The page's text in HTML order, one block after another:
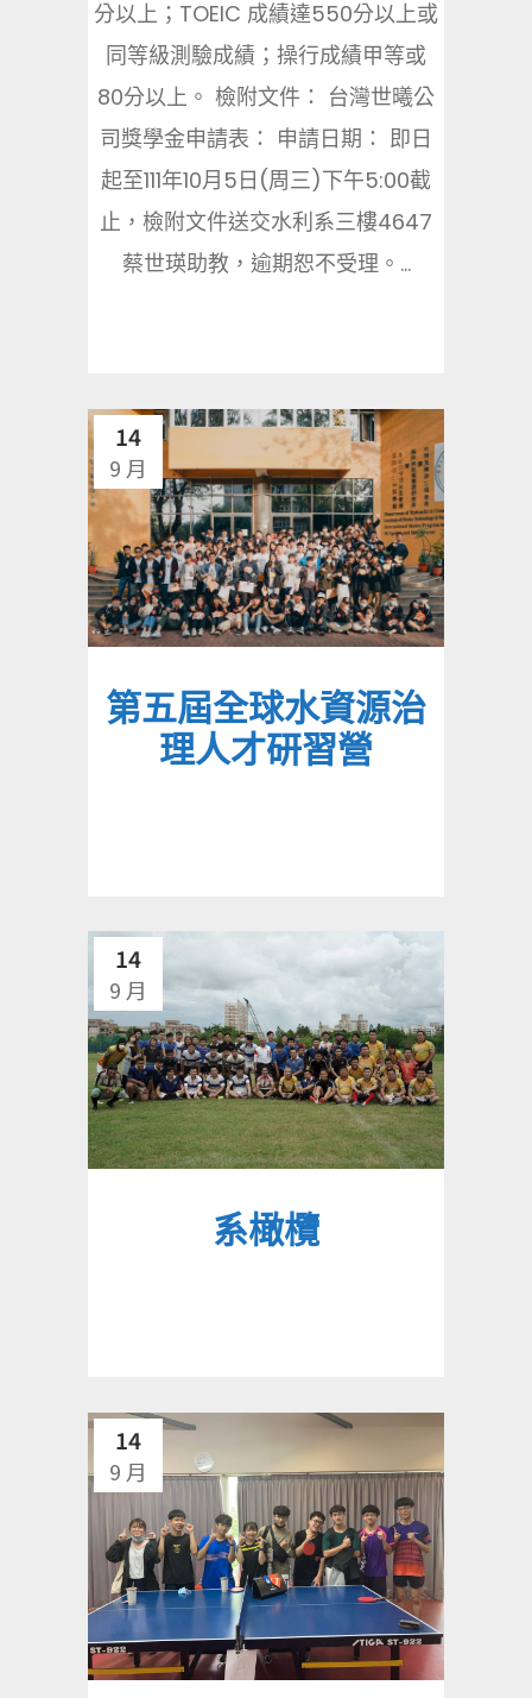
分以上；TOEIC 成績達550分以上或
同等級測驗成績；操行成績甲等或
80分以上。 檢附文件： 台灣世曦公
司獎學金申請表： 申請日期： 即日
起至111年10月5日(周三)下午5:00截
止，檢附文件送交水利系三樓4647
蔡世瑛助教，逾期恕不受理。...
14
9 月
第五屆全球水資源治
理人才研習營
14
9 月
系橄欖
14
9 月